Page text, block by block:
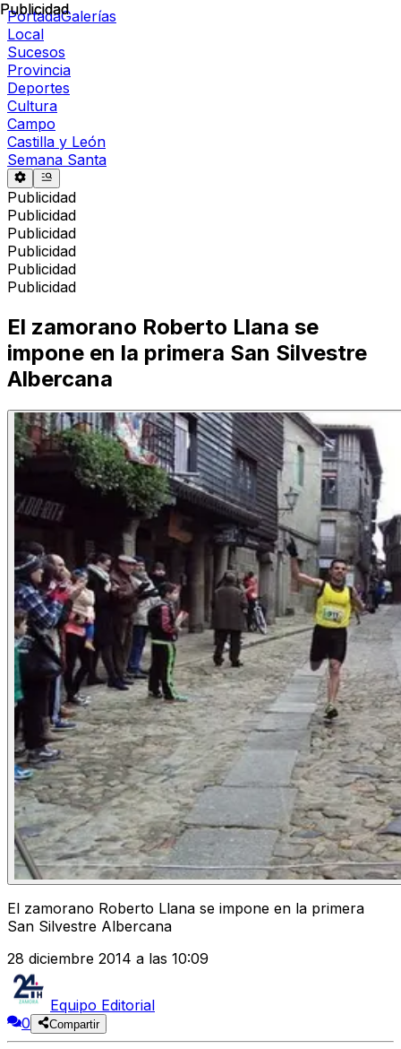
PortadaGalerías
Local
Sucesos
Provincia
Deportes
Cultura
Campo
Castilla y León
Semana Santa
Publicidad
Publicidad
Publicidad
Publicidad
Publicidad
Publicidad
Publicidad
El zamorano Roberto Llana se
impone en la primera San Silvestre
Albercana
El zamorano Roberto Llana se impone en la primera
San Silvestre Albercana
28 diciembre 2014 a las 10:09
Equipo Editorial
0
Compartir
Publicidad